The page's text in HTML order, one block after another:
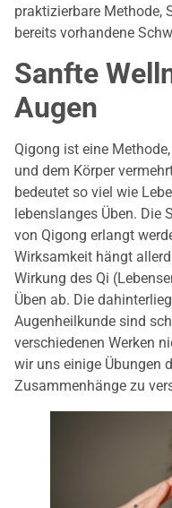
praktizierbare Methode,
bereits vorhandene
Sanfte
Augen
Qigong ist eine
und dem Körper
bedeutet so viel wie
lebenslanges Üben.
von Qigong erlangt
Wirksamkeit hängt
Wirkung des Qi
Üben ab. Die
Augenheilkunde sind
verschiedenen Werken
wir uns einige Übungen
Zusammenhänge zu